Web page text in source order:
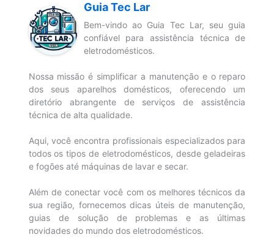
Guia Tec Lar
Bem-vindo ao Guia Tec Lar, seu guia
confiável para assistência técnica de
eletrodomésticos.
Nossa missão é simplificar a manutenção e o reparo
dos seus aparelhos domésticos, oferecendo um
diretório abrangente de serviços de assistência
técnica de alta qualidade.
Aqui, você encontra profissionais especializados para
todos os tipos de eletrodomésticos, desde geladeiras
e fogões até máquinas de lavar e secar.
Além de conectar você com os melhores técnicos da
sua região, fornecemos dicas úteis de manutenção,
guias de solução de problemas e as últimas
novidades do mundo dos eletrodomésticos.